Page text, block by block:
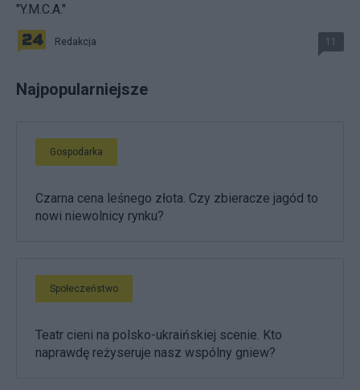
"Y.M.C.A."
Redakcja 11
Najpopularniejsze
Gospodarka
Czarna cena leśnego złota. Czy zbieracze jagód to
nowi niewolnicy rynku?
Społeczeństwo
Teatr cieni na polsko-ukraińskiej scenie. Kto
naprawdę reżyseruje nasz wspólny gniew?